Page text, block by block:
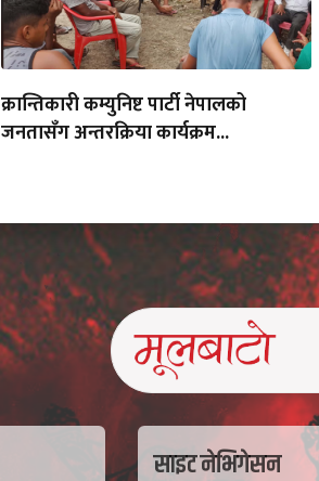
क्रान्तिकारी कम्युनिष्ट पार्टी नेपालको
जनतासँग अन्तरक्रिया कार्यक्रम...
साइट नेभिगेसन